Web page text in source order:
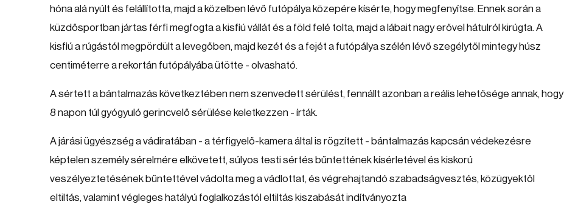
hóna alá nyúlt és felállította, majd a közelben lévő futópálya közepére kísérte, hogy megfenyítse. Ennek során a
küzdősportban jártas férfi megfogta a kisfiú vállát és a föld felé tolta, majd a lábait nagy erővel hátulról kirúgta. A
kisfiú a rúgástól megpördült a levegőben, majd kezét és a fejét a futópálya szélén lévő szegélytől mintegy húsz
centiméterre a rekortán futópályába ütötte - olvasható.
A sértett a bántalmazás következtében nem szenvedett sérülést, fennállt azonban a reális lehetősége annak, hogy
8 napon túl gyógyuló gerincvelő sérülése keletkezzen - írták.
A járási ügyészség a vádiratában - a térfigyelő-kamera által is rögzített - bántalmazás kapcsán védekezésre
képtelen személy sérelmére elkövetett, súlyos testi sértés bűntettének kísérletével és kiskorú
veszélyeztetésének bűntettével vádolta meg a vádlottat, és végrehajtandó szabadságvesztés, közügyektől
eltiltás, valamint végleges hatályú foglalkozástól eltiltás kiszabását indítványozta